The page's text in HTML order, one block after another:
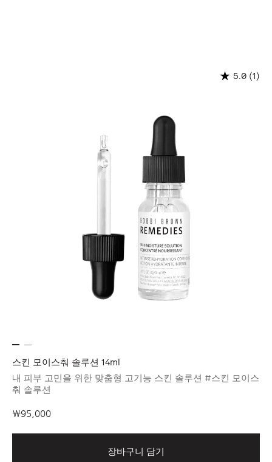
스킨 모이스춰 솔루션 14ml
내 피부 고민을 위한 맞춤형 고기능 스킨 솔루션 #스킨 모이스
춰 솔루션
5.0 (1)
₩95,000
장바구니 담기